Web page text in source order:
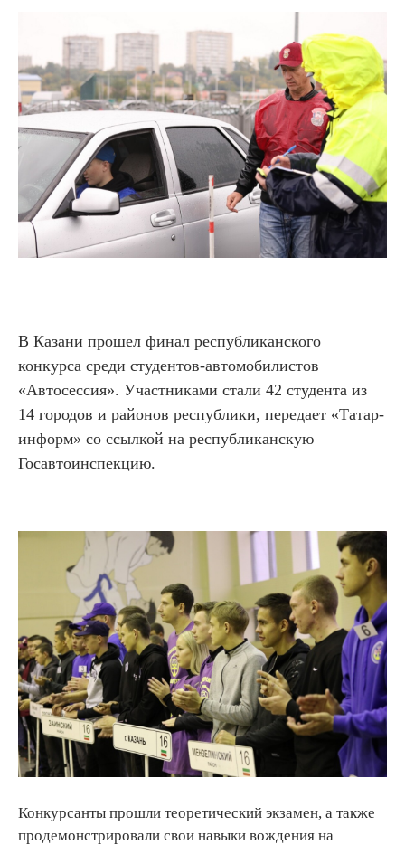
В Казани прошел финал республиканского
конкурса среди студентов-автомобилистов
«Автосессия». Участниками стали 42 студента из
14 городов и районов республики, передает «Татар-
информ» со ссылкой на республиканскую
Госавтоинспекцию.
Конкурсанты прошли теоретический экзамен, а также
продемонстрировали свои навыки вождения на